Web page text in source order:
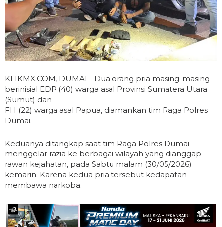
KLIKMX.COM, DUMAI - Dua orang pria masing-masing
berinisial EDP (40) warga asal Provinsi Sumatera Utara
(Sumut) dan
FH (22) warga asal Papua, diamankan tim Raga Polres
Dumai.
Keduanya ditangkap saat tim Raga Polres Dumai
menggelar razia ke berbagai wilayah yang dianggap
rawan kejahatan, pada Sabtu malam (30/05/2026)
kemarin. Karena kedua pria tersebut kedapatan
membawa narkoba.